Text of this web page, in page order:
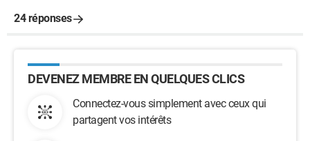
24 réponses
DEVENEZ MEMBRE EN QUELQUES CLICS
Connectez-vous simplement avec ceux qui
partagent vos intérêts